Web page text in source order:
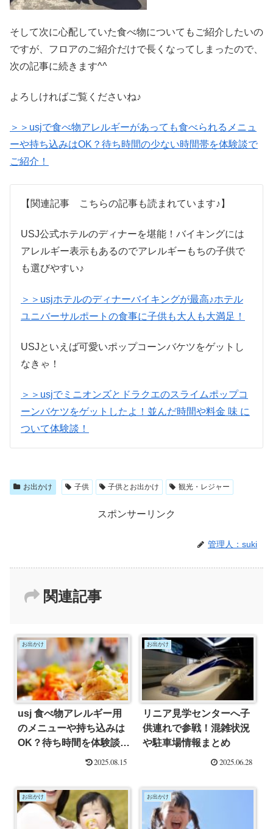
そして次に心配していた食べ物についてもご紹介したいの
ですが、フロアのご紹介だけで長くなってしまったので、
次の記事に続きます^^
よろしければご覧くださいね♪
＞＞usjで食べ物アレルギーがあっても食べられるメニュ
ーや持ち込みはOK？待ち時間の少ない時間帯を体験談で
ご紹介！
【関連記事 こちらの記事も読まれています♪】
USJ公式ホテルのディナーを堪能！バイキングには
アレルギー表示もあるのでアレルギーもちの子供で
も選びやすい♪
＞＞usjホテルのディナーバイキングが最高♪ホテル
ユニバーサルポートの食事に子供も大人も大満足！
USJといえば可愛いポップコーンバケツをゲットし
なきゃ！
＞＞usjでミニオンズとドラクエのスライムポップコ
ーンバケツをゲットしたよ！並んだ時間や料金 味 に
ついて体験談！
お出かけ 子供 子供とお出かけ 観光・レジャー
スポンサーリンク
管理人：suki
関連記事
お出かけ
usj 食べ物アレルギー用
のメニューや持ち込みは
OK？待ち時間を体験談で
2025.08.15
お出かけ
リニア見学センターへ子
供連れで参戦！混雑状況
や駐車場情報まとめ
2025.06.28
お出かけ お出かけ